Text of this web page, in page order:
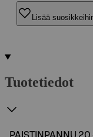
Lisää
Tuotetiedot